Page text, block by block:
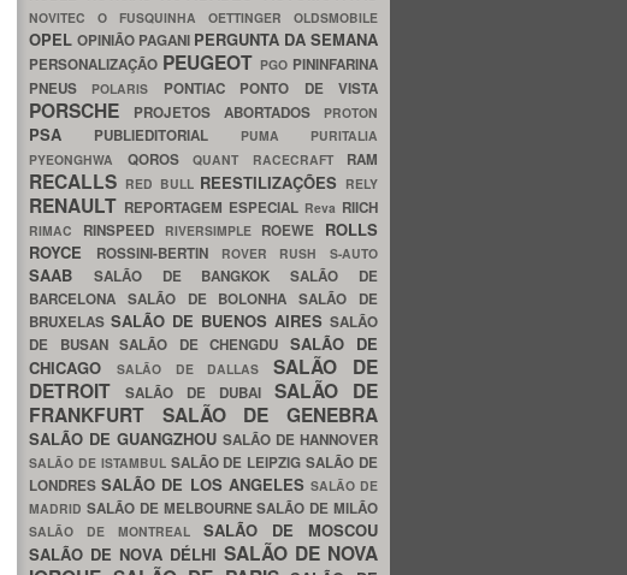
NOVITEC O FUSQUINHA OETTINGER OLDSMOBILE
OPEL OPINIÃO PAGANI PERGUNTA DA SEMANA
PERSONALIZAÇÃO PEUGEOT PGO PININFARINA
PNEUS
POLARIS PONTIAC PONTO DE VISTA
PORSCHE PROJETOS ABORTADOS PROTON
PSA PUBLIEDITORIAL PUMA PURITALIA
PYEONGHWA QOROS QUANT RACECRAFT RAM
RECALLS RED BULL REESTILIZAÇÕES RELY
RENAULT REPORTAGEM ESPECIAL Reva RIICH
RIMAC RINSPEED RIVERSIMPLE ROEWE ROLLS
ROYCE
ROSSINI-BERTIN ROVER RUSH S-AUTO
SAAB SALÃO DE BANGKOKSALÃO DE
BARCELONA SALÃO DE BOLONHASALÃO DE
BRUXELAS SALÃO DE BUENOS AIRES SALÃO
DE BUSAN SALÃO DE CHENGDU SALÃO DE
CHICAGO
SALÃO DE DALLASSALÃO DE
DETROIT
SALÃO DE DUBAI SALÃO DE
FRANKFURT SALÃO DE GENEBRA
SALÃO DE GUANGZHOU SALÃO DE HANNOVER
SALÃO DE ISTAMBUL SALÃO DE LEIPZIGSALÃO DE
LONDRESSALÃO DE LOS ANGELES SALÃO DE
MADRID SALÃO DE MELBOURNESALÃO DE MILÃO
SALÃO DE MONTREAL SALÃO DE MOSCOU
SALÃO DE NOVA DÉLHI SALÃO DE NOVA